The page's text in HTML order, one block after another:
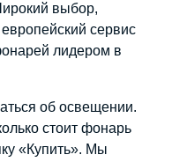
выбор,
сервис
лидером в
об освещении.
стоит фонарь
«Купить». Мы